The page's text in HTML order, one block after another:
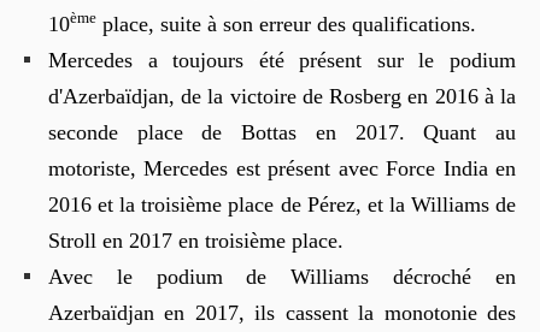
10ème place, suite à son erreur des qualifications.
Mercedes a toujours été présent sur le podium
d'Azerbaïdjan, de la victoire de Rosberg en 2016 à la
seconde place de Bottas en 2017. Quant au
motoriste, Mercedes est présent avec Force India en
2016 et la troisième place de Pérez, et la Williams de
Stroll en 2017 en troisième place.
Avec le podium de Williams décroché en
Azerbaïdjan en 2017, ils cassent la monotonie des